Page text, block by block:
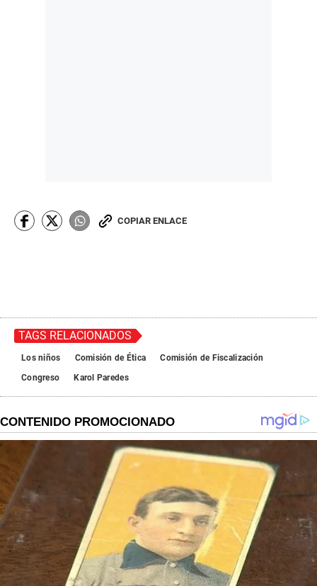
COPIAR ENLACE
TAGS RELACIONADOS
Los niños Comisión de Ética
Comisión de Fiscalización
Congreso
Karol Paredes